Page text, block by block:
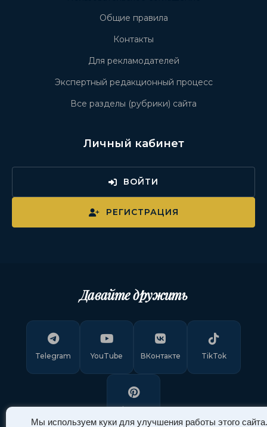
Мы используем куки для улучшения работы этого сайта.
Общие правила
Контакты
Для рекламодателей
Экспертный редакционный процесс
Все разделы (рубрики) сайта
Личный кабинет
ВОЙТИ
РЕГИСТРАЦИЯ
Давайте дружить
Telegram YouTube ВКонтакте TikTok
Pinterest